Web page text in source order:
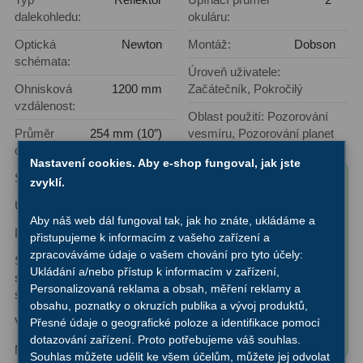
Ostatní1
Montáže93
Azimutální AZ
Paralaktické EQ19
Fotografické montáže5
Objímky10
Motory a pohony 13
Upínací prvky13
Závaží3
dalekohledu:
Optická
schémata:
Newton
Ohnisková
vzdálenost:
1200 mm
Průměr
objektivu:
254 mm (10″)
Světelnost:
Úhlové rozlišení:
Dosah:
13,8 magnituda
Síla
sbírání
světla:
1316x(ve srovnání
s lidským
okem)
Výrobní série:
SkyQuest
Maximální užitečné
510x
okuláru:
Montáž:
Dobson
Úroveň uživatele:
Začátečník, Pokročilý
Oblast použití: Pozorování
vesmíru, Pozorování planet
dalekohled Orion N
254/1200 SkyQuest
XT10 Classic DOB":
✅ 1,25″ eyepieces:
SPL 25mm
✅ Finder scope: Red
dot finder
Nastavení cookies. Aby e-shop fungoval, jak jste
zvyklí.
Aby náš web dál fungoval tak, jak ho znáte, ukládáme a
přistupujeme k informacím z vašeho zařízení a
zpracováváme údaje o vašem chování pro tyto účely:
Ukládání a/nebo přístup k informacím v zařízení,
Personalizovaná reklama a obsah, měření reklamy a
obsahu, poznatky o okruzích publika a vývoj produktů,
Přesné údaje o geografické poloze a identifikace pomocí
dotazování zařízení. Proto potřebujeme váš souhlas.
Souhlas můžete udělit ke všem účelům, můžete jej odvolat